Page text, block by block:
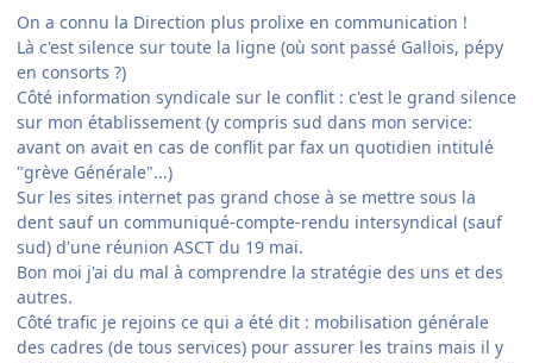
On a connu la Direction plus prolixe en communication !
Là c'est silence sur toute la ligne (où sont passé Gallois, pépy
en consorts ?)
Côté information syndicale sur le conflit : c'est le grand silence
sur mon établissement (y compris sud dans mon service:
avant on avait en cas de conflit par fax un quotidien intitulé
"grève Générale"...)
Sur les sites internet pas grand chose à se mettre sous la
dent sauf un communiqué-compte-rendu intersyndical (sauf
sud) d'une réunion ASCT du 19 mai.
Bon moi j'ai du mal à comprendre la stratégie des uns et des
autres.
Côté trafic je rejoins ce qui a été dit : mobilisation générale
des cadres (de tous services) pour assurer les trains mais il y